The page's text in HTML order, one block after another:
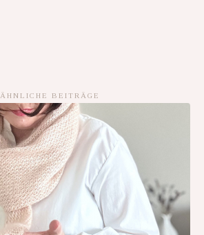
ÄHNLICHE BEITRÄGE